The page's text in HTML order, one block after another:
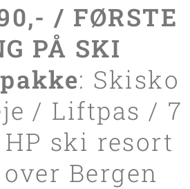
/ FØRSTE
PÅ SKI
: Skisko
/ Liftpas / 7
HP ski resort
Bergen